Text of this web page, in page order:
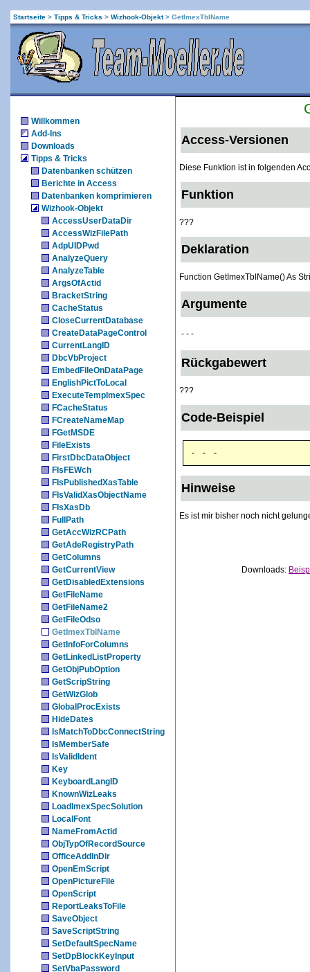
Startseite > Tipps & Tricks > Wizhook-Objekt> GetImexTblName
Willkommen
Add-Ins
Downloads
Tipps & Tricks
Datenbanken schützen
Berichte in Access
Datenbanken komprimieren
Wizhook-Objekt
AccessUserDataDir
AccessWizFilePath
AdpUIDPwd
AnalyzeQuery
AnalyzeTable
ArgsOfActid
BracketString
CacheStatus
CloseCurrentDatabase
CreateDataPageControl
CurrentLangID
DbcVbProject
EmbedFileOnDataPage
EnglishPictToLocal
ExecuteTempImexSpec
FCacheStatus
FCreateNameMap
FGetMSDE
FileExists
FirstDbcDataObject
FIsFEWch
FIsPublishedXasTable
FIsValidXasObjectName
FIsXasDb
FullPath
GetAccWizRCPath
GetAdeRegistryPath
GetColumns
GetCurrentView
GetDisabledExtensions
GetFileName
GetFileName2
GetFileOdso
GetImexTblName
GetInfoForColumns
GetLinkedListProperty
GetObjPubOption
GetScripString
GetWizGlob
GlobalProcExists
HideDates
IsMatchToDbcConnectString
IsMemberSafe
IsValidIdent
Key
KeyboardLangID
KnownWizLeaks
LoadImexSpecSolution
LocalFont
NameFromActid
ObjTypOfRecordSource
OfficeAddInDir
OpenEmScript
OpenPictureFile
OpenScript
ReportLeaksToFile
SaveObject
SaveScriptString
SetDefaultSpecName
SetDpBlockKeyInput
SetVbaPassword
Access-Versionen
Diese Funktion ist in folgenden
Funktion
???
Deklaration
Function GetImexTblName() As
Argumente
- - -
Rückgabewert
???
Code-Beispiel
- - -
Hinweise
Es ist mir bisher noch nicht
Downloads: